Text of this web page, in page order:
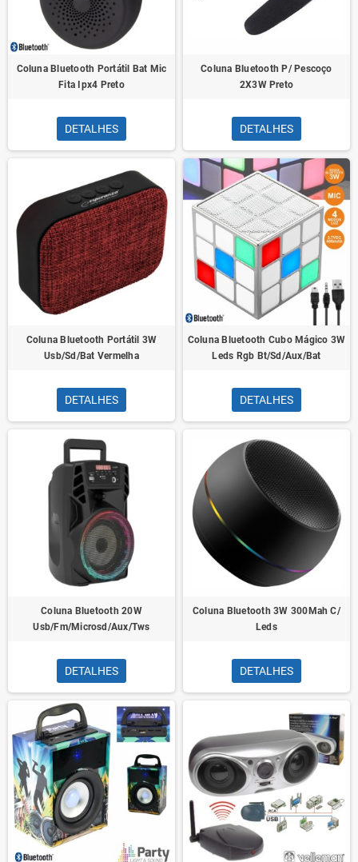
Coluna Bluetooth Portátil Bat Mic
Fita Ipx4 Preto
DETALHES
Coluna Bluetooth P/ Pescoço
2X3W Preto
DETALHES
Coluna Bluetooth Portátil 3W
Usb/Sd/Bat Vermelha
DETALHES
Coluna Bluetooth Cubo Mágico 3W
Leds Rgb Bt/Sd/Aux/Bat
DETALHES
Coluna Bluetooth 20W
Usb/Fm/Microsd/Aux/Tws
DETALHES
Coluna Bluetooth 3W 300Mah C/
Leds
DETALHES